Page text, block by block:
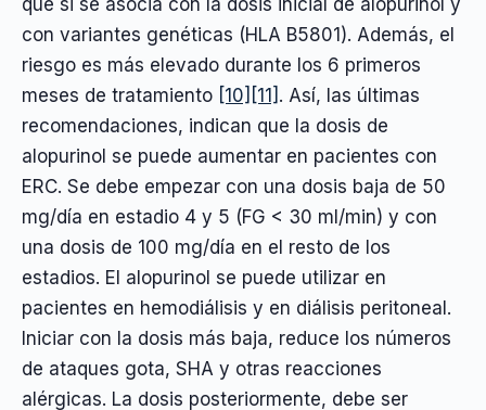
que si se asocia con la dosis inicial de alopurinol y
con variantes genéticas (HLA B5801). Además, el
riesgo es más elevado durante los 6 primeros
meses de tratamiento [10] [11] . Así, las últimas
recomendaciones, indican que la dosis de
alopurinol se puede aumentar en pacientes con
ERC. Se debe empezar con una dosis baja de 50
mg/día en estadio 4 y 5 (FG < 30 ml/min) y con
una dosis de 100 mg/día en el resto de los
estadios. El alopurinol se puede utilizar en
pacientes en hemodiálisis y en diálisis peritoneal.
Iniciar con la dosis más baja, reduce los números
de ataques gota, SHA y otras reacciones
alérgicas. La dosis posteriormente, debe ser